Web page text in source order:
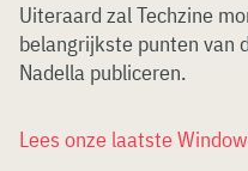
Uiteraard zal Techzine
belangrijkste punten van
Nadella publiceren.
Lees onze laatste